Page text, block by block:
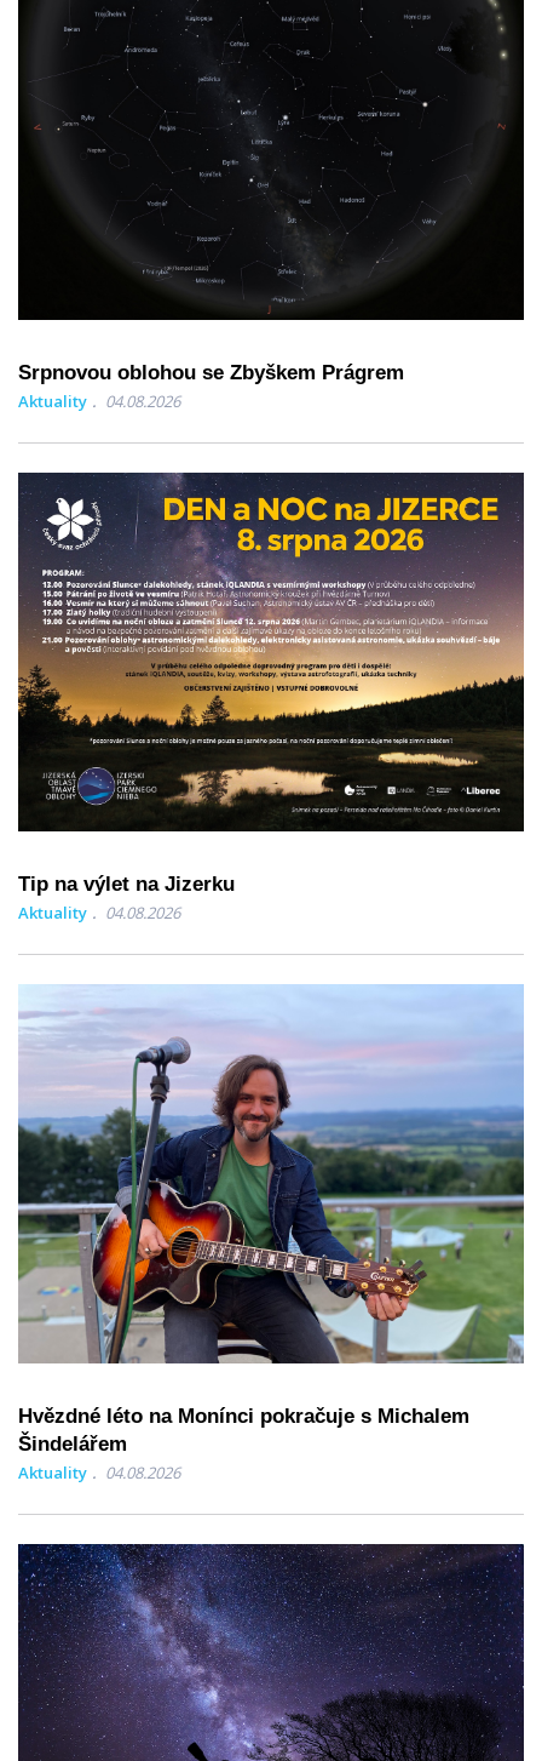
Srpnovou oblohou se Zbyškem Prágrem
Aktuality 04.08.2026
Tip na výlet na Jizerku
Aktuality 04.08.2026
Hvězdné léto na Monínci pokračuje s Michalem
Šindelářem
Aktuality 04.08.2026